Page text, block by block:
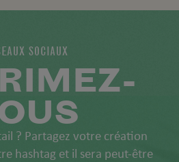
SOCIAUX
? Partagez votre création
hashtag et il sera peut-être